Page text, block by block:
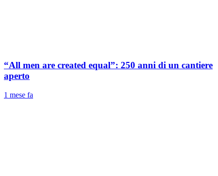
“All men are created equal”: 250 anni di un cantiere
aperto
1 mese fa